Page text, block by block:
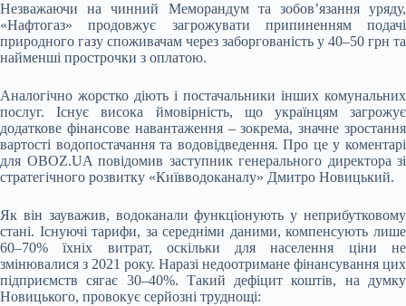
Незважаючи на чинний Меморандум та зобов’язання уряду,
«Нафтогаз» продовжує загрожувати припиненням подачі
природного газу споживачам через заборгованість у 40–50 грн та
найменші прострочки з оплатою.
Аналогічно жорстко діють і постачальники інших комунальних
послуг. Існує висока ймовірність, що українцям загрожує
додаткове фінансове навантаження – зокрема, значне зростання
вартості водопостачання та водовідведення. Про це у коментарі
для OBOZ.UA повідомив заступник генерального директора зі
стратегічного розвитку «Київводоканалу» Дмитро Новицький.
Як він зауважив, водоканали функціонують у неприбутковому
стані. Існуючі тарифи, за середніми даними, компенсують лише
60–70% їхніх витрат, оскільки для населення ціни не
змінювалися з 2021 року. Наразі недоотримане фінансування цих
підприємств сягає 30–40%. Такий дефіцит коштів, на думку
Новицького, провокує серйозні труднощі: